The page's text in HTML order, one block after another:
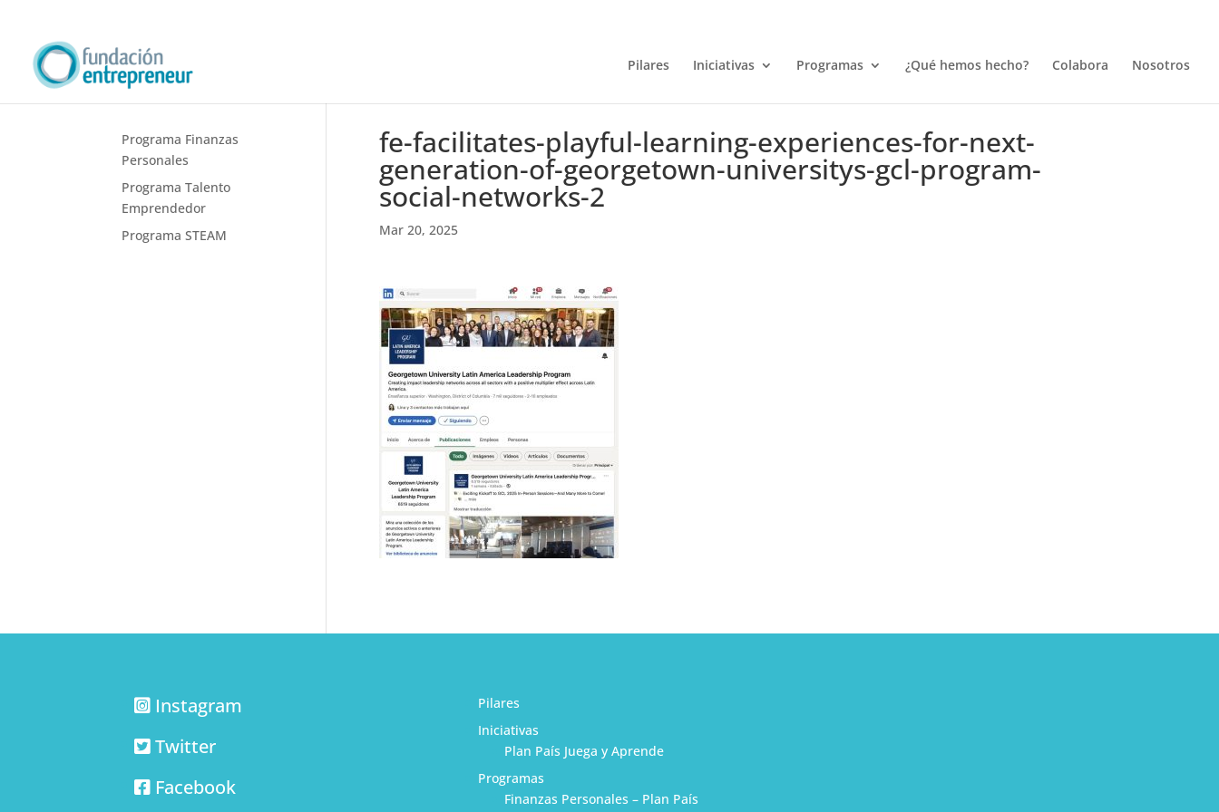
Pilares Iniciativas Programas ¿Qué hemos hecho? Colabora Nosotros
fe-facilitates-playful-learning-experiences-for-next-
generation-of-georgetown-universitys-gcl-program-
social-networks-2
Mar 20, 2025
Programa Finanzas
Personales
Programa Talento
Emprendedor
Programa STEAM
Instagram
Twitter
Facebook
Pilares
Iniciativas
Plan País Juega y Aprende
Programas
Finanzas Personales – Plan País